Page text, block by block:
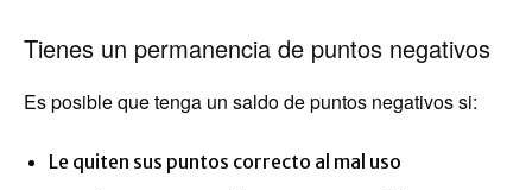
Tienes un permanencia de puntos negativos
Es posible que tenga un saldo de puntos negativos si:
Le quiten sus puntos correcto al mal uso